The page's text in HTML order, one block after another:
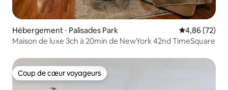
Hébergement ⋅ Palisades Park Évaluation
4,86 (72)
Maison de luxe 3ch à 20min de NewYork 42nd TimeSquare
Coup de cœur voyageurs
Coup de cœur voyageurs